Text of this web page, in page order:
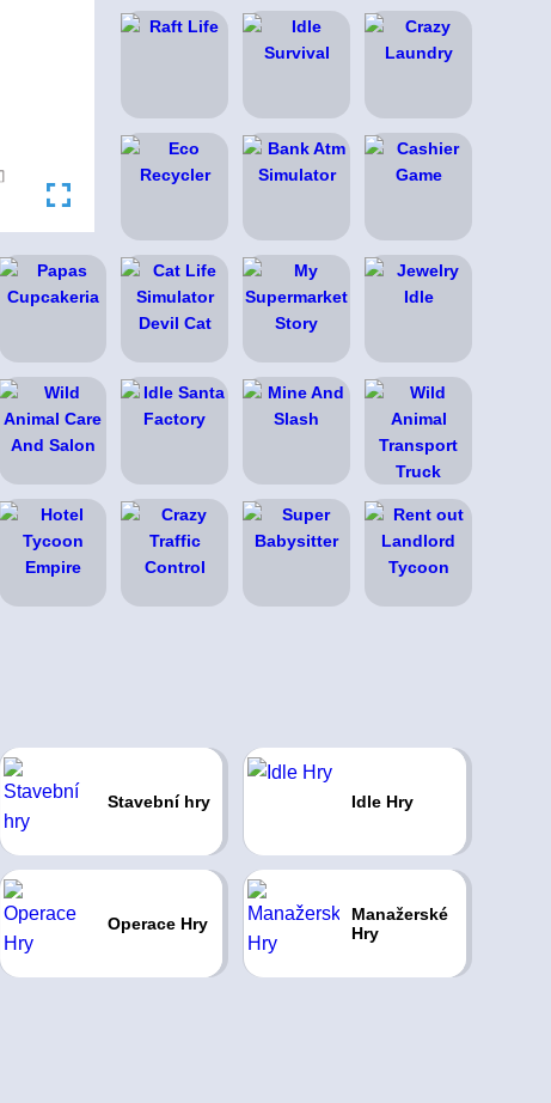
Stavební hry Idle Hry
Operace Hry
Manažerské
Hry